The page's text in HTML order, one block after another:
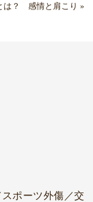
は？ 感情と肩こり »
ポーツ外傷／交